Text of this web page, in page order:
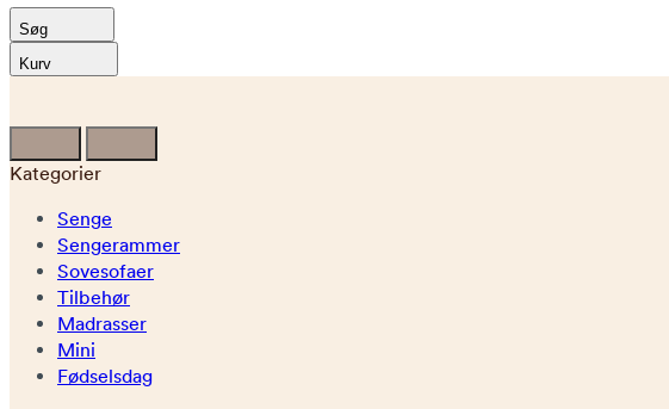
Søg
Kurv
Kategorier
Senge
Sengerammer
Sovesofaer
Tilbehør
Madrasser
Mini
Fødselsdag